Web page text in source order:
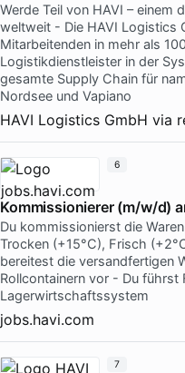
Werde Teil von HAVI – einem
weltweit - Die HAVI Logistics
Mitarbeitenden in mehr als
Logistikdienstleister in der
gesamte Supply Chain für
Nordsee und Vapiano
HAVI Logistics GmbH via
Kommissionierer (m/w/d)
Du kommissionierst die
Trocken (+15°C), Frisch
bereitest die versandfertigen
Rollcontainern vor - Du
Lagerwirtschaftssystem
jobs.havi.com
6
7